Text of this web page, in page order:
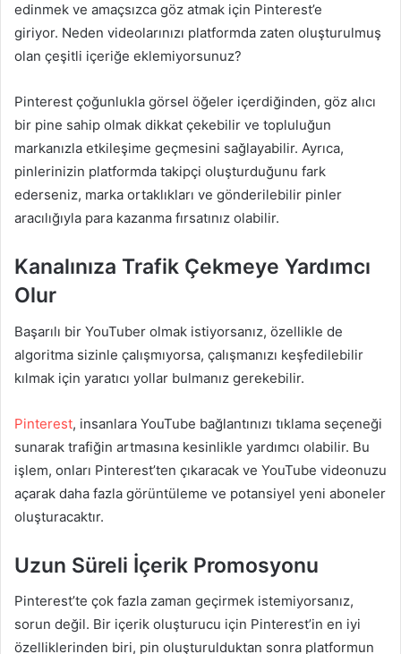
edinmek ve amaçsızca göz atmak için Pinterest’e
giriyor. Neden videolarınızı platformda zaten oluşturulmuş
olan çeşitli içeriğe eklemiyorsunuz?
Pinterest çoğunlukla görsel öğeler içerdiğinden, göz alıcı
bir pine sahip olmak dikkat çekebilir ve topluluğun
markanızla etkileşime geçmesini sağlayabilir. Ayrıca,
pinlerinizin platformda takipçi oluşturduğunu fark
ederseniz, marka ortaklıkları ve gönderilebilir pinler
aracılığıyla para kazanma fırsatınız olabilir.
Kanalınıza Trafik Çekmeye Yardımcı
Olur
Başarılı bir YouTuber olmak istiyorsanız, özellikle de
algoritma sizinle çalışmıyorsa, çalışmanızı keşfedilebilir
kılmak için yaratıcı yollar bulmanız gerekebilir.
Pinterest, insanlara YouTube bağlantınızı tıklama seçeneği
sunarak trafiğin artmasına kesinlikle yardımcı olabilir. Bu
işlem, onları Pinterest’ten çıkaracak ve YouTube videonuzu
açarak daha fazla görüntüleme ve potansiyel yeni aboneler
oluşturacaktır.
Uzun Süreli İçerik Promosyonu
Pinterest’te çok fazla zaman geçirmek istemiyorsanız,
sorun değil. Bir içerik oluşturucu için Pinterest’in en iyi
özelliklerinden biri, pin oluşturulduktan sonra platformun